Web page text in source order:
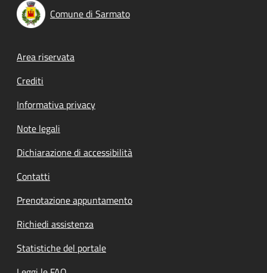
Comune di Sarmato
Footer menu
Area riservata
Crediti
Informativa privacy
Note legali
Dichiarazione di accessibilità
Contatti
Prenotazione appuntamento
Richiedi assistenza
Statistiche del portale